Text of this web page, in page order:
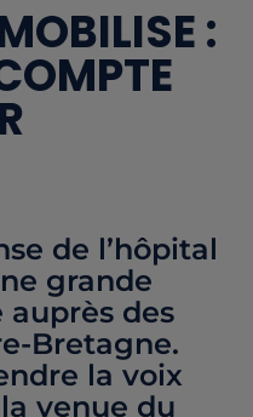
:
de l’hôpital
grande
des
Bretagne.
la voix
venue du